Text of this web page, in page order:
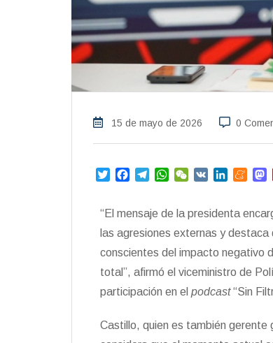
15 de mayo de 2026 0
T
t
t
r
e
b
o
k
e
g
a
m
W
t
s
p
p
W
h
a
k
e
I
n
M
e
a
e
t
o
o
n
“El mensaje de la presidenta
las agresiones externas y
conscientes del impacto negativo
total”, afirmó el viceministro de
participación en el podcast“Sin
Castillo, quien es también gerente